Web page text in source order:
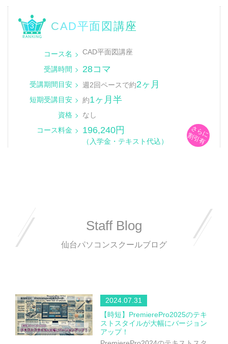
3 CAD平面図講座
コース名 CAD平面図講座
受講時間 28コマ
受講期間目安 週2回ペースで約2ヶ月
短期受講目安 約1ヶ月半
資格
なし
コース料金
196,240円
（入学金・テキスト代込）
さらに
割引有
Staff Blog
仙台パソコンスクールブログ
2024.07.31
【時短】PremierePro2025のテキ
ストスタイルが大幅にバージョン
アップ！